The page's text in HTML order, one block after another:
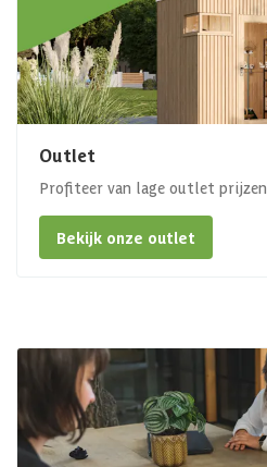
Outlet
Profiteer van lage outlet
Bekijk onze outlet